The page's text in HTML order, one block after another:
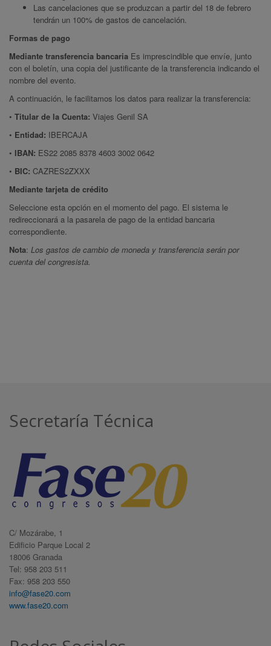
Las cancelaciones que se produzcan a partir del 18 de febrero
tendrán un 100% de gastos de cancelación.
Formas de pago
Mediante transferencia bancaria Es imprescindible que envíe, junto
con el boletín, una copia del justificante de la transferencia indicando el
nombre del evento.
A continuación, le facilitamos los datos para realizar la transferencia:
• Titular de la Cuenta: Viajes Genil SA
• Entidad: IBERCAJA
• IBAN: ES22 2085 8378 4603 3002 0642
• BIC: CAZRES2ZXXX
Mediante tarjeta de crédito
Seleccione esta opción en el momento del pago. El sistema le
redireccionará a la pasarela de pago de la entidad bancaria
correspondiente.
Nota: Los gastos de cambio de moneda y transferencia serán por
cuenta del congresista.
Secretaría Técnica
C/ Mozárabe, 1
Edificio Parque Local 2
18006 Granada
Tel: 958 203 511
Fax: 958 203 550
info@fase20.com
www.fase20.com